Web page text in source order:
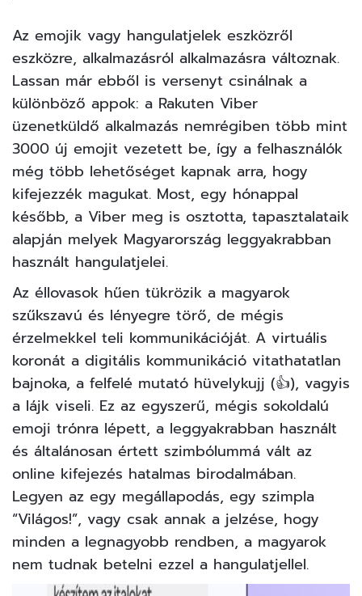
Az emojik vagy hangulatjelek eszközről
eszközre, alkalmazásról alkalmazásra változnak.
Lassan már ebből is versenyt csinálnak a
különböző appok: a Rakuten Viber
üzenetküldő alkalmazás nemrégiben több mint
3000 új emojit vezetett be, így a felhasználók
még több lehetőséget kapnak arra, hogy
kifejezzék magukat. Most, egy hónappal
később, a Viber meg is osztotta, tapasztalataik
alapján melyek Magyarország leggyakrabban
használt hangulatjelei.
Az éllovasok hűen tükrözik a magyarok
szűkszavú és lényegre törő, de mégis
érzelmekkel teli kommunikációját. A virtuális
koronát a digitális kommunikáció vitathatatlan
bajnoka, a felfelé mutató hüvelykujj (👍), vagyis
a lájk viseli. Ez az egyszerű, mégis sokoldalú
emoji trónra lépett, a leggyakrabban használt
és általánosan értett szimbólummá vált az
online kifejezés hatalmas birodalmában.
Legyen az egy megállapodás, egy szimpla
“Világos!”, vagy csak annak a jelzése, hogy
minden a legnagyobb rendben, a magyarok
nem tudnak betelni ezzel a hangulatjellel.